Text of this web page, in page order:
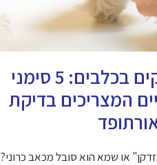
מחלות מפרקים בכלבים: 5 סימני
המצריכים בדיקת
או שמא הוא סובל מכאב כרוני?